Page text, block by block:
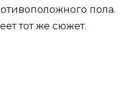
пола.
тот же сюжет.